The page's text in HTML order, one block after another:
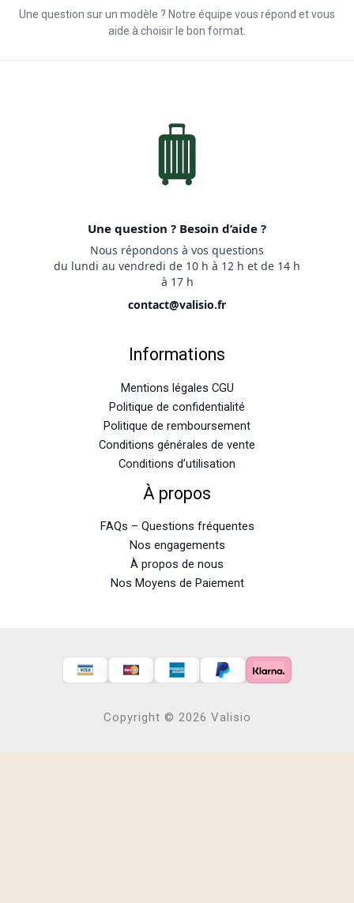
Une question sur un modèle ? Notre équipe vous répond et vous
aide à choisir le bon format.
Une question ? Besoin d’aide ?
Nous répondons à vos questions
du lundi au vendredi de 10 h à 12 h et de 14 h
à 17 h
contact@valisio.fr
Informations
Mentions légales CGU
Politique de confidentialité
Politique de remboursement
Conditions générales de vente
Conditions d’utilisation
À propos
FAQs – Questions fréquentes
Nos engagements
À propos de nous
Nos Moyens de Paiement
Copyright © 2026 Valisio